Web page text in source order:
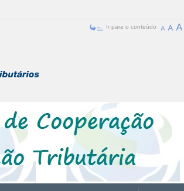
Ir para o conteúdo